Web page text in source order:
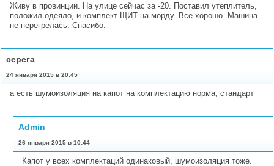
Живу в провинции. На улице сейчас за -20. Поставил утеплитель,
положил одеяло, и комплект ЩИТ на морду. Все хорошо. Машина
не перегрелась. Спасибо.
серега
24 января 2015 в 20:45
а есть шумоизоляция на капот на комплектацию норма; стандарт
Admin
26 января 2015 в 10:44
Капот у всех комплектаций одинаковый, шумоизоляция тоже.